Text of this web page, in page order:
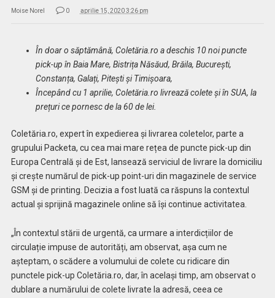
Moise Norel 0 aprilie 15, 2020 3:26 pm
În doar o săptămână, Coletăria.ro a deschis 10 noi puncte
pick-up în Baia Mare, Bistrița Năsăud, Brăila, București,
Constanța, Galați, Pitești și Timișoara,
Începând cu 1 aprilie, Coletăria.ro livrează colete și în SUA, la
prețuri ce pornesc de la 60 de lei.
Coletăria.ro, expert în expedierea și livrarea coletelor, parte a
grupului Packeta, cu cea mai mare rețea de puncte pick-up din
Europa Centrală și de Est, lansează serviciul de livrare la domiciliu
și crește numărul de pick-up point-uri din magazinele de service
GSM și de printing. Decizia a fost luată ca răspuns la contextul
actual și sprijină magazinele online să își continue activitatea.
„În contextul stării de urgentă, ca urmare a interdicțiilor de
circulație impuse de autorități, am observat, așa cum ne
așteptam, o scădere a volumului de colete cu ridicare din
punctele pick-up Coletăria.ro, dar, în același timp, am observat o
dublare a numărului de colete livrate la adresă, ceea ce